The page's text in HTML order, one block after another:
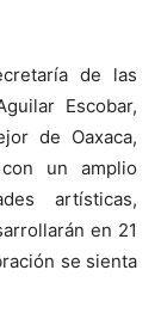
de las
Escobar,
de Oaxaca,
un amplio
artísticas,
en 21
se sienta